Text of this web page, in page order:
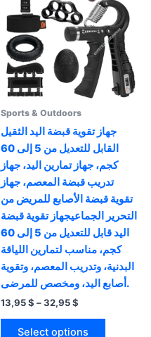
be
chosen
on
the
product
page
Sports & Outdoors
جهاز تقوية قبضة اليد الثقيل
القابل للتعديل من 5 إلى 60
كجم، جهاز تمارين اليد، جهاز
تدريب قبضة المعصم، جهاز
تقوية قبضة الأصابع للمريض من
التحرير الجماعيجهاز تقوية قبضة
اليد قابل للتعديل من 5 إلى 60
كجم، مناسب لتمارين اللياقة
البدنية، وتدريب المعصم، وتقوية
أصابع اليد، ومخصص للمرضى.
13,95$ –32,95$
Select options
This